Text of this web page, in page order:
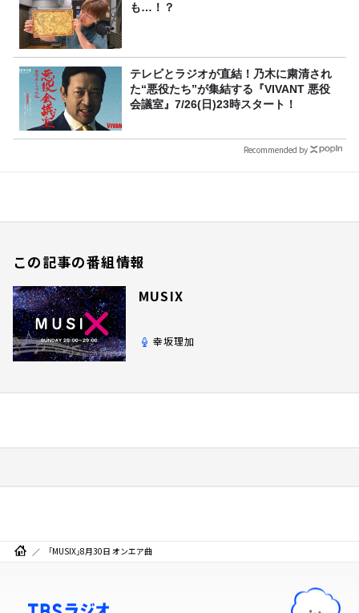
も…！？
テレビとラジオが直結！乃木に粛清され
た“悪役たち”が集結する『VIVANT 悪役
会議室』7/26(日)23時スタート！
Recommended by
この記事の番組情報
MUSIX
幸坂理加
「MUSIX」8月30日 オンエア曲